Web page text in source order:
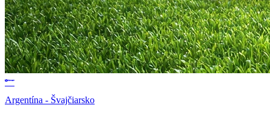
Argentína - Švajčiarsko